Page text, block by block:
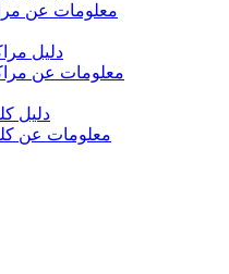
معلومات عن
دليل
معلومات عن
دليل
معلومات عن